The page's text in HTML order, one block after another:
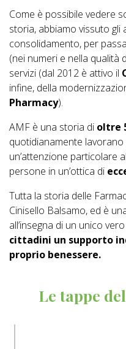
Come è possibile vedere
storia, abbiamo vissuto gli
consolidamento, per
(nei numeri e nella qualità
servizi (dal 2012 è attivo il
infine, della
Pharmacy).
AMF è una storia di oltre
quotidianamente
un’attenzione particolare
persone in un’ottica di
Tutta la storia delle
Cinisello Balsamo, ed è
all’insegna di un unico
cittadini un supporto
proprio benessere.
Le tappe